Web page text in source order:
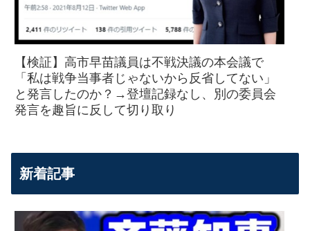
【検証】高市早苗議員は不戦決議の本会議で
「私は戦争当事者じゃないから反省してない」
と発言したのか？→登壇記録なし、別の委員会
発言を趣旨に反して切り取り
新着記事